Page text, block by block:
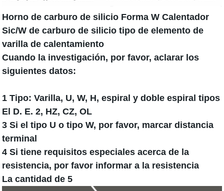
Horno de carburo de silicio Forma W Calentador
Sic/W de carburo de silicio tipo de elemento de
varilla de calentamiento
Cuando la investigación, por favor, aclarar los
siguientes datos:
1 Tipo: Varilla, U, W, H, espiral y doble espiral tipos
El D. E. 2, HZ, CZ, OL
3 Si el tipo U o tipo W, por favor, marcar distancia
terminal
4 Si tiene requisitos especiales acerca de la
resistencia, por favor informar a la resistencia
La cantidad de 5